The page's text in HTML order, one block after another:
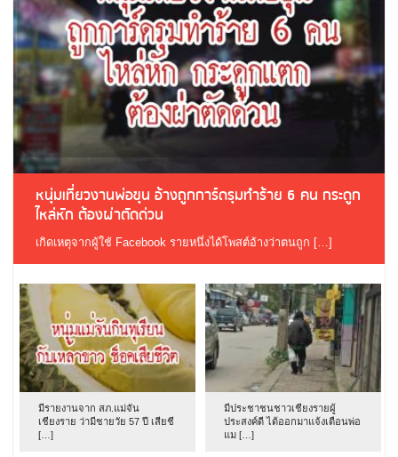
หนุ่มเที่ยวงานพ่อขุน อ้างถูกการ์ดรุมทำร้าย 6 คน กระดูก
ไหล่หัก ต้องผ่าตัดด่วน
เกิดเหตุจากผู้ใช้ Facebook รายหนึ่งได้โพสต์อ้างว่าตนถูก […]
มีรายงานจาก สภ.แม่จัน
เชียงราย ว่ามีชายวัย 57 ปี เสียชี
[…]
มีประชาชนชาวเชียงรายผู้
ประสงค์ดี ได้ออกมาแจ้งเตือนพ่อ
แม […]